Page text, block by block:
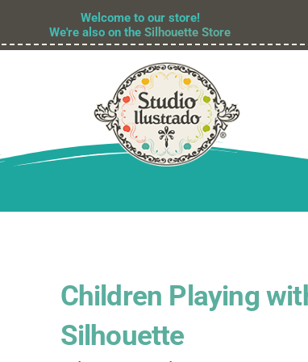
Welcome to our store!
We're also on theSilhouette Store
Children Playing
Silhouette